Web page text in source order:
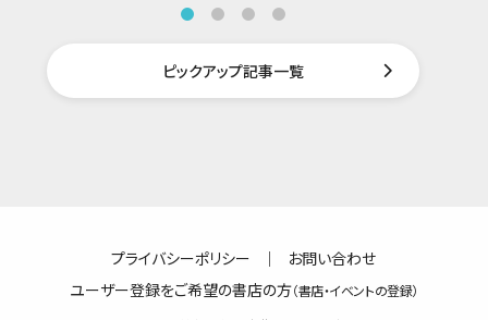
ピックアップ記事一覧
プライバシーポリシー ｜
お問い合わせ
ユーザー登録をご希望の書店の方（書店・イベントの登録）